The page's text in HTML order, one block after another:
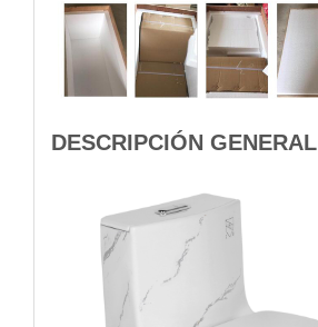
DESCRIPCIÓN GENERAL